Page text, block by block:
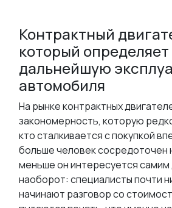
​Контрактный
который определяет
дальнейшую
автомобиля
На рынке контрактных
закономерность, которую
кто сталкивается с покупкой
больше человек сосредоточен
меньше он интересуется самим
наоборот: специалисты почти
начинают разговор со